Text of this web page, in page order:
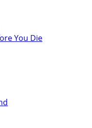
You Die